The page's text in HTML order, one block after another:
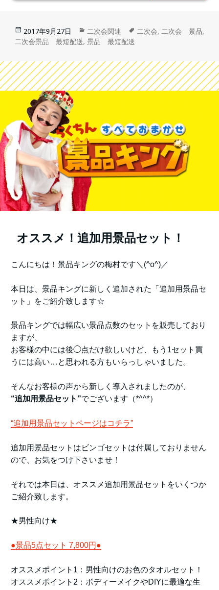
2017年9月27日 二次会関連 二次会, 二次会 景品,
二次会景品 最短配送, 景品 最短配送
オススメ！追加用景品セット！
こんにちは！景品キングの梅村です＼(^o^)／
本日は、景品キングに新しく追加された「追加用景品セ
ット」をご紹介致します☆
景品キングでは幅広い景品点数のセットを販売しており
ますが、
お客様の中には後◯点だけ欲しいけど、もう1セット買
うには高い…と思われる方もいらっしゃいました。
そんなお客様の声から新しく導入されましたのが、
“追加用景品セット”でございます（*^^*）
“追加用景品セットページはコチラ”
追加用景品セットはビンゴセットは付属しておりません
ので、お気をつけ下さいませ！
それでは本日は、オススメ追加用景品セットをいくつか
ご紹介致します。
★男性向け★
●景品5点セット 7,800円●
オススメポイント1：男性向けのお色のタオルセット！
オススメポイント2：ボディーメイクやDIYに最適な生